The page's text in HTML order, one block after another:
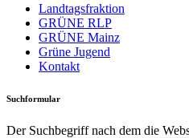
Landtagsfraktion
GRÜNE RLP
GRÜNE Mainz
Grüne Jugend
Kontakt
Suchformular
Der Suchbegriff nach dem die